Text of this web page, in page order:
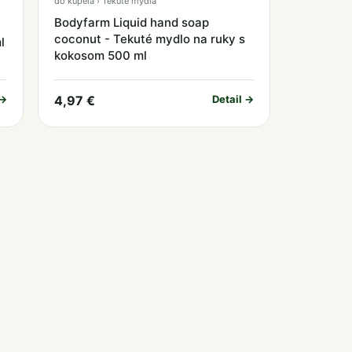
Bodyfarm Liquid hand soap
coconut - Tekuté mydlo na ruky s
kokosom 500 ml
4,97 € Detail →